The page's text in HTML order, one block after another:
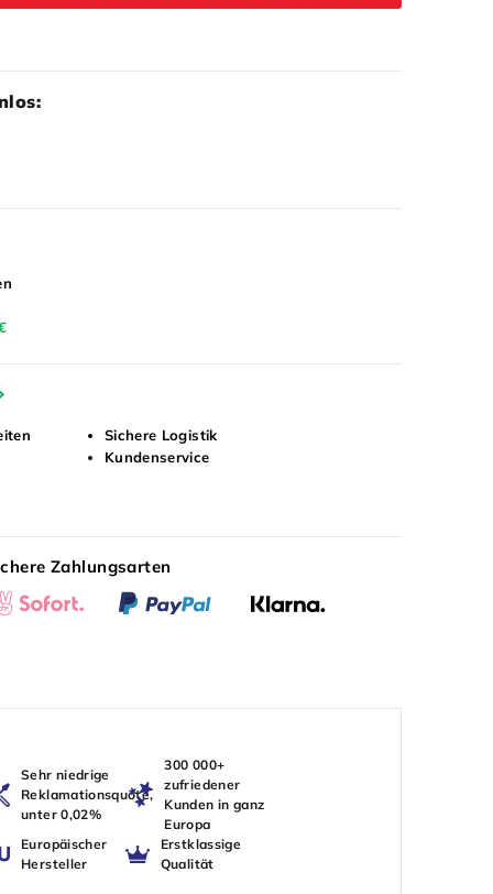
Sichere Logistik
Kundenservice
Zahlungsarten
Sehr niedrige
Reklamationsquote,
unter 0,02%
300 000+
zufriedener
Kunden in ganz
Europa
Europäischer
Hersteller
Erstklassige
Qualität